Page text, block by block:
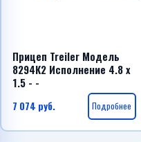
Прицеп Treiler Модель
8294К2 Исполнение 4.8 x
1.5 - -
7 074 руб. Подробнее